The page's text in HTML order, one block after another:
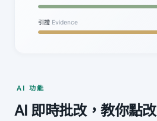
引證 Evidence
AI 功能
AI 即時批改，教你點改